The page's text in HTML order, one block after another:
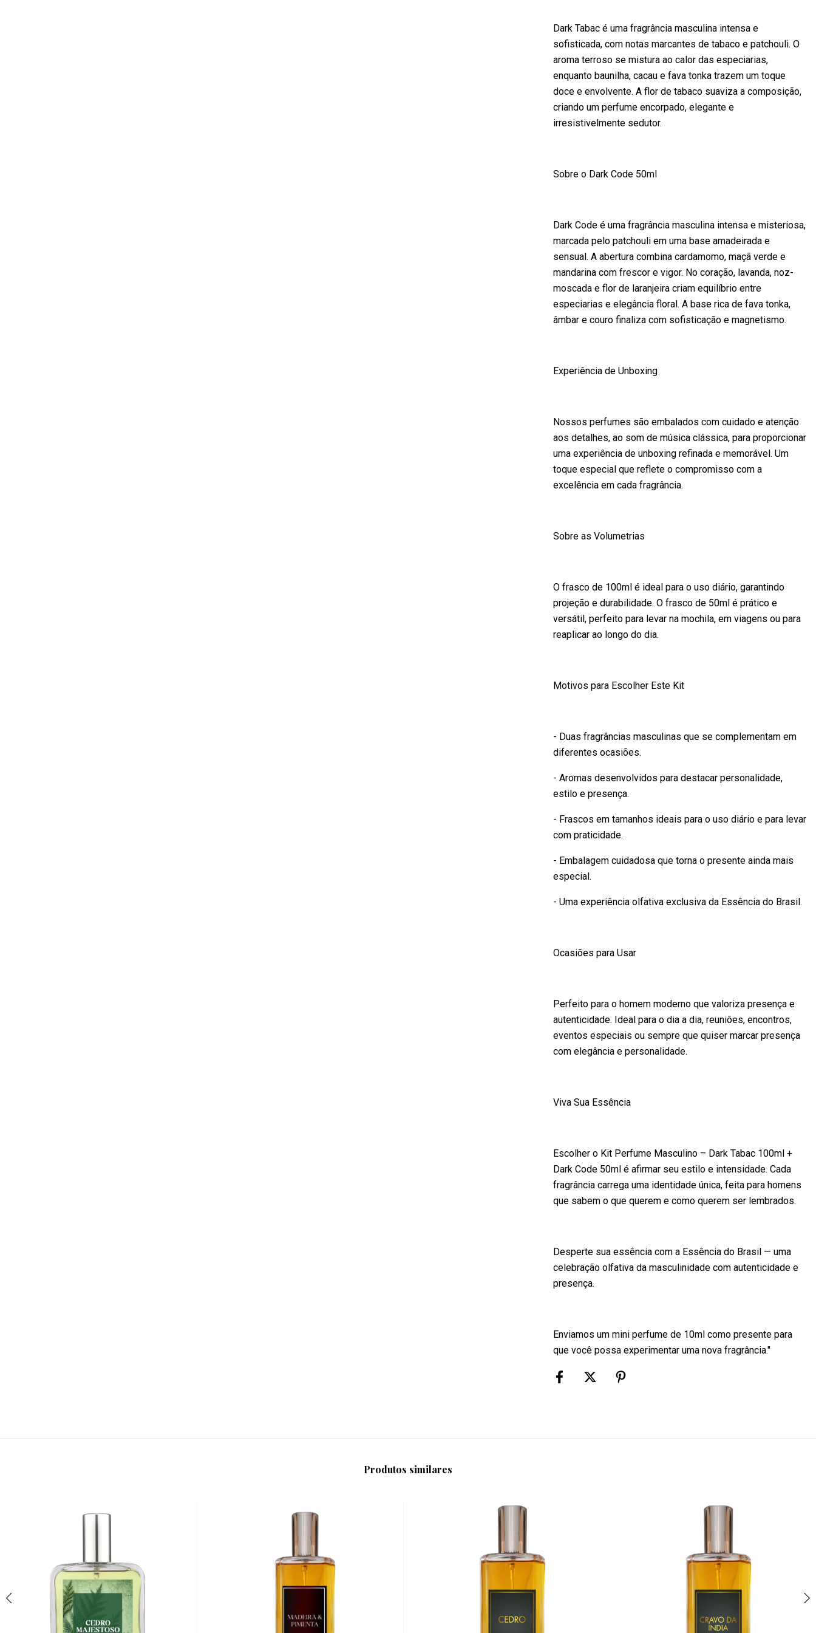
Dark Tabac é uma fragrância masculina intensa e
sofisticada, com notas marcantes de tabaco e patchouli. O
aroma terroso se mistura ao calor das especiarias,
enquanto baunilha, cacau e fava tonka trazem um toque
doce e envolvente. A flor de tabaco suaviza a composição,
criando um perfume encorpado, elegante e
irresistivelmente sedutor.
Sobre o Dark Code 50ml
Dark Code é uma fragrância masculina intensa e misteriosa,
marcada pelo patchouli em uma base amadeirada e
sensual. A abertura combina cardamomo, maçã verde e
mandarina com frescor e vigor. No coração, lavanda, noz-
moscada e flor de laranjeira criam equilíbrio entre
especiarias e elegância floral. A base rica de fava tonka,
âmbar e couro finaliza com sofisticação e magnetismo.
Experiência de Unboxing
Nossos perfumes são embalados com cuidado e atenção
aos detalhes, ao som de música clássica, para proporcionar
uma experiência de unboxing refinada e memorável. Um
toque especial que reflete o compromisso com a
excelência em cada fragrância.
Sobre as Volumetrias
O frasco de 100ml é ideal para o uso diário, garantindo
projeção e durabilidade. O frasco de 50ml é prático e
versátil, perfeito para levar na mochila, em viagens ou para
reaplicar ao longo do dia.
Motivos para Escolher Este Kit
- Duas fragrâncias masculinas que se complementam em
diferentes ocasiões.
- Aromas desenvolvidos para destacar personalidade,
estilo e presença.
- Frascos em tamanhos ideais para o uso diário e para levar
com praticidade.
- Embalagem cuidadosa que torna o presente ainda mais
especial.
- Uma experiência olfativa exclusiva da Essência do Brasil.
Ocasiões para Usar
Perfeito para o homem moderno que valoriza presença e
autenticidade. Ideal para o dia a dia, reuniões, encontros,
eventos especiais ou sempre que quiser marcar presença
com elegância e personalidade.
Viva Sua Essência
Escolher o Kit Perfume Masculino – Dark Tabac 100ml +
Dark Code 50ml é afirmar seu estilo e intensidade. Cada
fragrância carrega uma identidade única, feita para homens
que sabem o que querem e como querem ser lembrados.
Desperte sua essência com a Essência do Brasil — uma
celebração olfativa da masculinidade com autenticidade e
presença.
Enviamos um mini perfume de 10ml como presente para
que você possa experimentar uma nova fragrância."
Produtos similares